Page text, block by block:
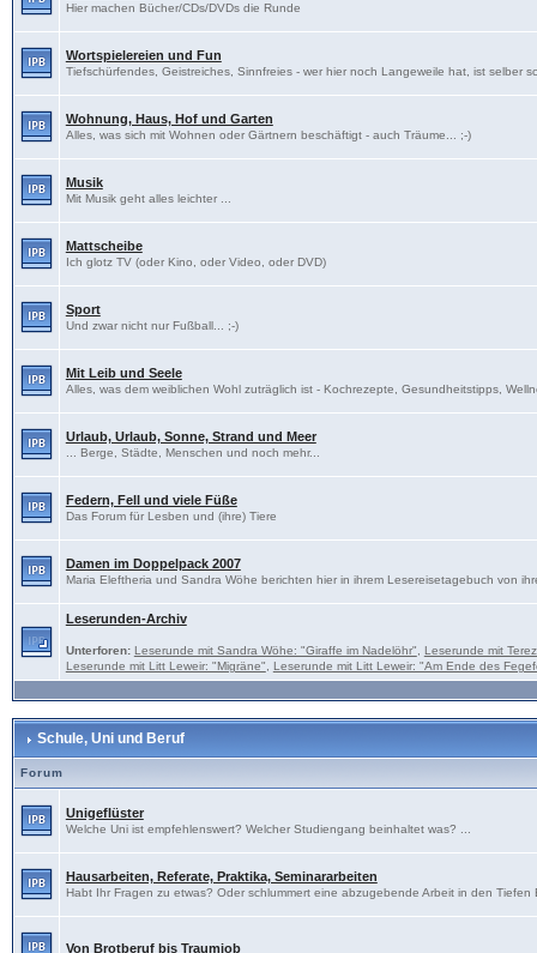
Hier machen Bücher/CDs/DVDs die Runde
Wortspielereien und Fun
Tiefschürfendes, Geistreiches, Sinnfreies - wer hier noch Langeweile hat, ist selber
Wohnung, Haus, Hof und Garten
Alles, was sich mit Wohnen oder Gärtnern beschäftigt - auch Träume... ;-)
Musik
Mit Musik geht alles leichter ...
Mattscheibe
Ich glotz TV (oder Kino, oder Video, oder DVD)
Sport
Und zwar nicht nur Fußball... ;-)
Mit Leib und Seele
Alles, was dem weiblichen Wohl zuträglich ist - Kochrezepte, Gesundheitstipps,
Urlaub, Urlaub, Sonne, Strand und Meer
... Berge, Städte, Menschen und noch mehr...
Federn, Fell und viele Füße
Das Forum für Lesben und (ihre) Tiere
Damen im Doppelpack 2007
Maria Eleftheria und Sandra Wöhe berichten hier in ihrem Lesereisetagebuch von
Leserunden-Archiv
Unterforen: Leserunde mit Sandra Wöhe: "Giraffe im Nadelöhr"
Leserunde mit
Leserunde mit Litt Leweir: "Migräne"
Leserunde mit Litt Leweir: "Am Ende des
Schule, Uni und Beruf
Forum
Unigeflüster
Welche Uni ist empfehlenswert? Welcher Studiengang beinhaltet was? ...
Hausarbeiten, Referate, Praktika, Seminararbeiten
Habt Ihr Fragen zu etwas? Oder schlummert eine abzugebende Arbeit in den Tiefen
Von Brotberuf bis Traumjob